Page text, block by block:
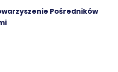
Pośredników